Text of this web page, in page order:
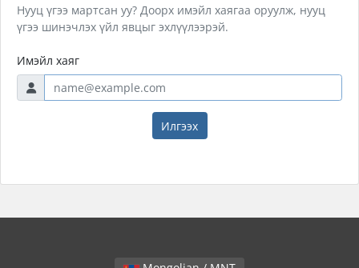
Нууц үгээ мартсан уу? Доорх имэйл хаягаа оруулж, нууц
үгээ шинэчлэх үйл явцыг эхлүүлээрэй.
Имэйл хаяг
Илгээх